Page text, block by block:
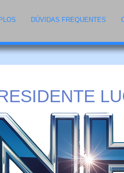
DÚVIDAS FREQUENTES